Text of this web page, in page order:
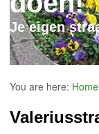
Je eigen
You are here: Home